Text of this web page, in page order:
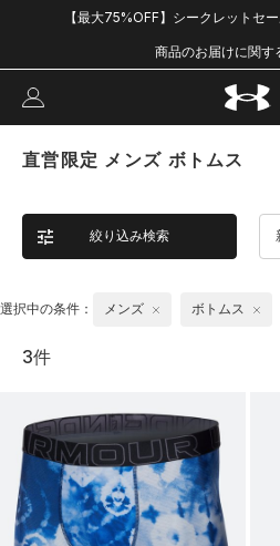
【最大75%OFF】シークレットセ
商品のお届けに関す
直営限定 メンズ ボトムス
絞り込み検索
選択中の条件： メンズ ボトムス
3件